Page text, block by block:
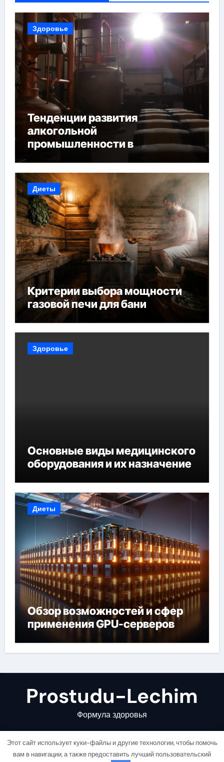
Здоровье
Тенденции развития
алкогольной
промышленности в
Диеты
Критерии выбора мощности
газовой печи для бани
Здоровье
Основные виды медицинского
оборудования и их назначение
Диеты
Обзор возможностей и сфер
применения GPU-серверов
Prostudu-Lechim
Формула здоровья
Этот сайт использует куки-файлы и другие технологии, чтобы помочь
вам в навигации, а также предоставить лучший пользовательский